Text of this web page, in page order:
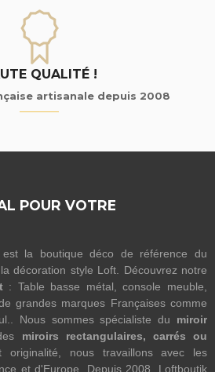
QUALITÉ !
artisanale depuis 2008
POUR VOTRE
est la boutique déco de référence du
décoration style Loft. Découvrez notre
: Table basse métal, console meuble,
grandes marques Françaises comme
Nous sommes spécialiste du miroir
miroirs rectangulaires, carrés ou
originalité, nous travaillons avec les
et d'Europe. Depuis 2008, Loftboutik